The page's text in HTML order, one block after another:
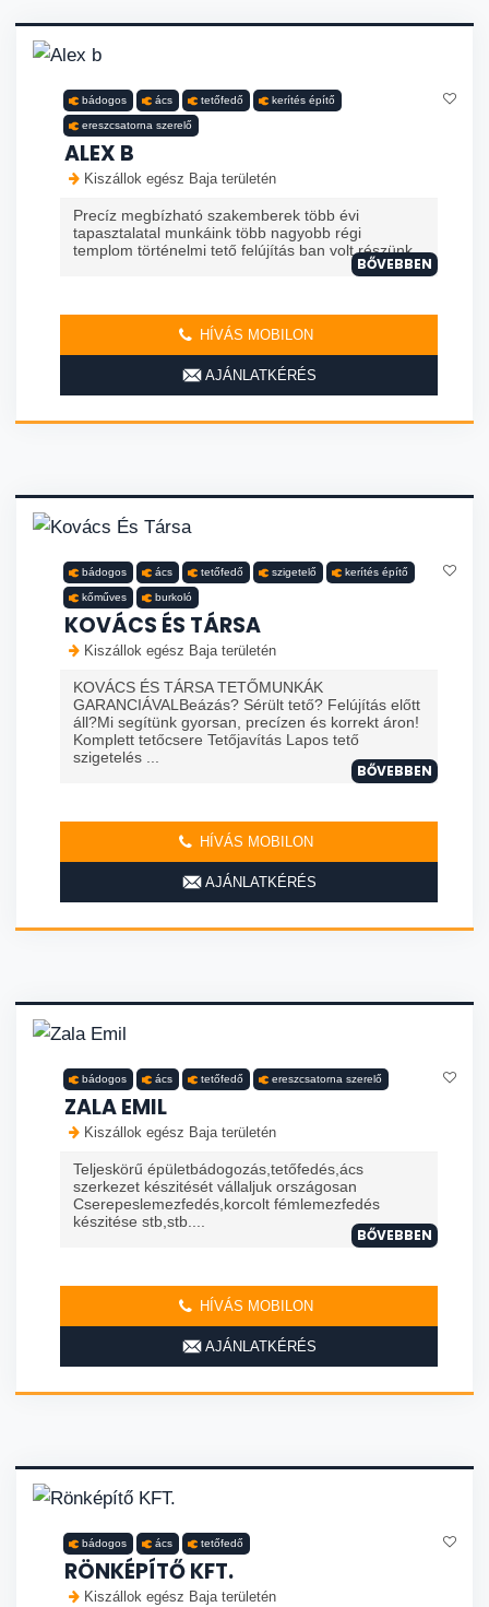
bádogos ács tetőfedő kerítés építő
ereszcsatorna szerelő
ALEX B
Kiszállok egész Baja területén
Precíz megbízható szakemberek több évi
tapasztalatal munkáink több nagyobb régi
templom történelmi tető felújítás ban volt részünk
BŐVEBBEN
HÍVÁS MOBILON
AJÁNLATKÉRÉS
bádogos ács tetőfedő szigetelő kerítés építő
kőműves burkoló
KOVÁCS ÉS TÁRSA
Kiszállok egész Baja területén
KOVÁCS ÉS TÁRSA TETŐMUNKÁK
GARANCIÁVALBeázás? Sérült tető? Felújítás előtt
áll?Mi segítünk gyorsan, precízen és korrekt áron!
Komplett tetőcsere Tetőjavítás Lapos tető
szigetelés ...
BŐVEBBEN
HÍVÁS MOBILON
AJÁNLATKÉRÉS
bádogos ács tetőfedő ereszcsatorna szerelő
ZALA EMIL
Kiszállok egész Baja területén
Teljeskörű épületbádogozás,tetőfedés,ács
szerkezet készitését vállaljuk országosan
Cserepeslemezfedés,korcolt fémlemezfedés
készitése stb,stb....
BŐVEBBEN
HÍVÁS MOBILON
AJÁNLATKÉRÉS
bádogos ács tetőfedő
RÖNKÉPÍTŐ KFT.
Kiszállok egész Baja területén